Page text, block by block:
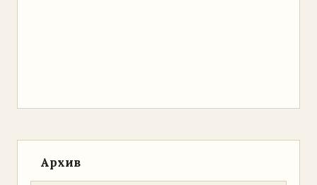
Архив